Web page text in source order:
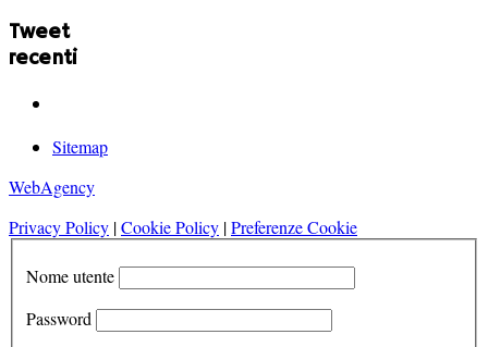
Tweet
recenti
Sitemap
WebAgency
Privacy Policy |Cookie Policy |Preferenze Cookie
Nome utente
Password